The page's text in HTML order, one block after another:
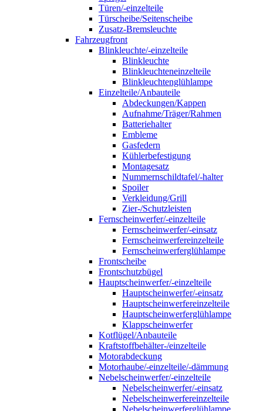
Türen/-einzelteile
Türscheibe/Seitenscheibe
Zusatz-Bremsleuchte
Fahrzeugfront
Blinkleuchte/-einzelteile
Blinkleuchte
Blinkleuchteneinzelteile
Blinkleuchtenglühlampe
Einzelteile/Anbauteile
Abdeckungen/Kappen
Aufnahme/Träger/Rahmen
Batteriehalter
Embleme
Gasfedern
Kühlerbefestigung
Montagesatz
Nummernschildtafel/-halter
Spoiler
Verkleidung/Grill
Zier-/Schutzleisten
Fernscheinwerfer/-einzelteile
Fernscheinwerfer/-einsatz
Fernscheinwerfereinzelteile
Fernscheinwerferglühlampe
Frontscheibe
Frontschutzbügel
Hauptscheinwerfer/-einzelteile
Hauptscheinwerfer/-einsatz
Hauptscheinwerfereinzelteile
Hauptscheinwerferglühlampe
Klappscheinwerfer
Kotflügel/Anbauteile
Kraftstoffbehälter-/einzelteile
Motorabdeckung
Motorhaube/-einzelteile/-dämmung
Nebelscheinwerfer/-einzelteile
Nebelscheinwerfer/-einsatz
Nebelscheinwerfereinzelteile
Nebelscheinwerferglühlampe